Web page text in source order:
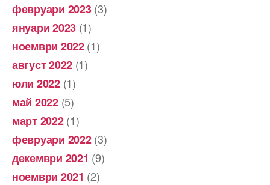
февруари 2023(3)
януари 2023 (1)
ноември 2022(1)
август 2022 (1)
юли 2022(1)
май 2022(5)
март 2022(1)
февруари 2022(3)
декември 2021 (9)
ноември 2021 (2)